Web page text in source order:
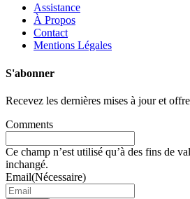
Assistance
À Propos
Contact
Mentions Légales
S'abonner
Recevez les dernières mises à jour et
Comments
Ce champ n’est utilisé qu’à des fins de
inchangé.
Email(Nécessaire)